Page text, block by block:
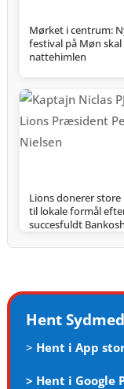
Mørket i centrum:
festival på Møn
nattehimlen
Lions donerer store
til lokale formål
succesfuldt
Hent
> Hent i App
> Hent i Google